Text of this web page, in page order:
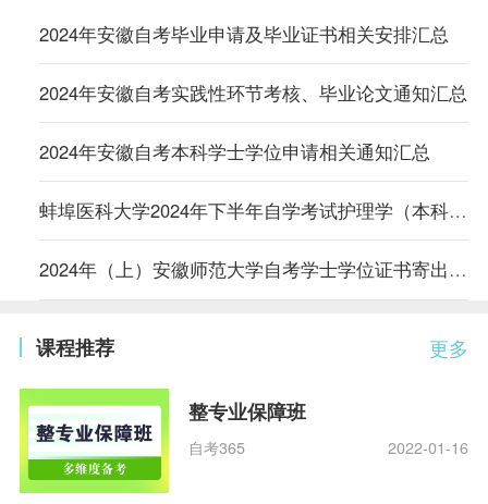
2024年安徽自考毕业申请及毕业证书相关安排汇总
2024年安徽自考实践性环节考核、毕业论文通知汇总
2024年安徽自考本科学士学位申请相关通知汇总
蚌埠医科大学2024年下半年自学考试护理学（本科）学士学位英语注册报名通知
2024年（上）安徽师范大学自考学士学位证书寄出通知
更多
课程推荐
整专业保障班
自考365 2022-01-16